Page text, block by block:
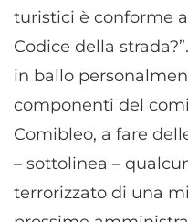
turistici è conforme
Codice della
in ballo
componenti del
Comibleo, a fare
– sottolinea –
terrorizzato di una